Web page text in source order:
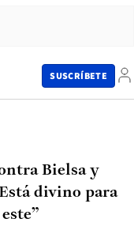
SUSCRÍBETE
Bielsa y
divino para